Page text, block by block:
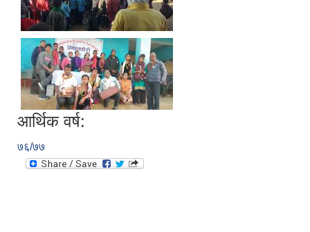
आर्थिक वर्ष:
७६/७७